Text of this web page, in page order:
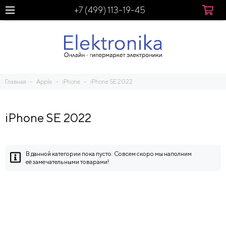
+7 (499) 113-19-45
Главная Apple iPhone iPhone SE 2022
iPhone SE 2022
В данной категории пока пусто. Совсем скоро мы наполним
её замечательными товарами!